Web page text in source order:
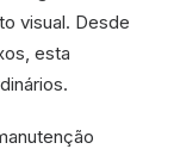
visual. Desde
esta